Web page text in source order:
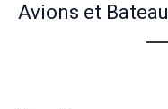
Avions et